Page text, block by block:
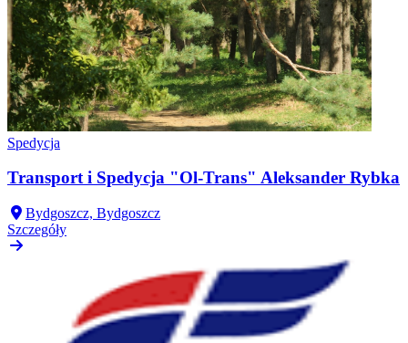
Spedycja
Transport i Spedycja "Ol-Trans" Aleksander Rybka
Bydgoszcz, Bydgoszcz
Szczegóły